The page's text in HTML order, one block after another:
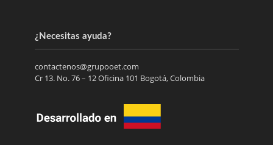
¿Necesitas ayuda?
contactenos@grupooet.com
Cr 13. No. 76 – 12 Oficina 101 Bogotá, Colombia